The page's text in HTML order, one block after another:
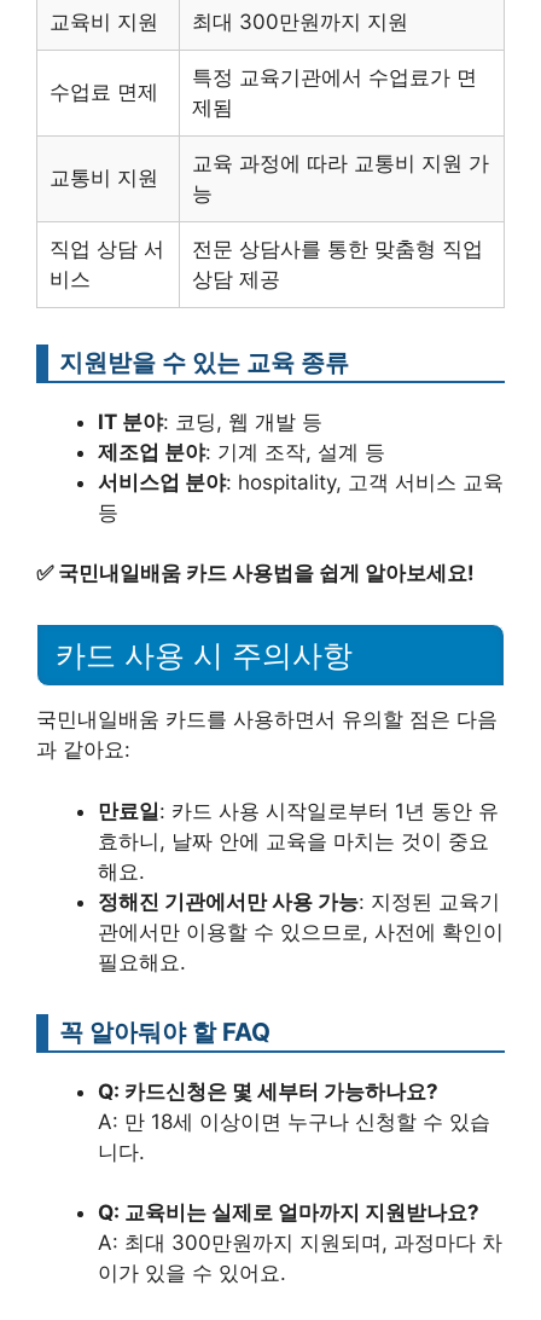
교육비 지원 최대 300만원까지 지원
수업료 면제
특정 교육기관에서 수업료가 면
제됨
교통비 지원
교육 과정에 따라 교통비 지원 가
능
직업 상담 서
비스
전문 상담사를 통한 맞춤형 직업
상담 제공
지원받을 수 있는 교육 종류
IT 분야: 코딩, 웹 개발 등
제조업 분야: 기계 조작, 설계 등
서비스업 분야: hospitality, 고객 서비스 교육
등
✅ 국민내일배움 카드 사용법을 쉽게 알아보세요!
카드 사용 시 주의사항
국민내일배움 카드를 사용하면서 유의할 점은 다음
과 같아요:
만료일: 카드 사용 시작일로부터 1년 동안 유
효하니, 날짜 안에 교육을 마치는 것이 중요
해요.
정해진 기관에서만 사용 가능: 지정된 교육기
관에서만 이용할 수 있으므로, 사전에 확인이
필요해요.
꼭 알아둬야 할 FAQ
Q: 카드신청은 몇 세부터 가능하나요?
A: 만 18세 이상이면 누구나 신청할 수 있습
니다.
Q: 교육비는 실제로 얼마까지 지원받나요?
A: 최대 300만원까지 지원되며, 과정마다 차
이가 있을 수 있어요.